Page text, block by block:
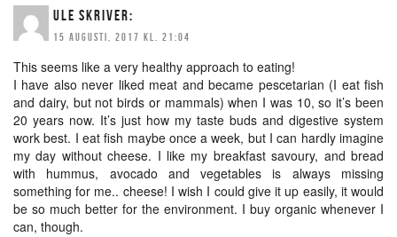
ULE SKRIVER:
15 AUGUSTI, 2017 KL. 21:04
This seems like a very healthy approach to eating!
I have also never liked meat and became pescetarian (I eat fish
and dairy, but not birds or mammals) when I was 10, so it’s been
20 years now. It’s just how my taste buds and digestive system
work best. I eat fish maybe once a week, but I can hardly imagine
my day without cheese. I like my breakfast savoury, and bread
with hummus, avocado and vegetables is always missing
something for me.. cheese! I wish I could give it up easily, it would
be so much better for the environment. I buy organic whenever I
can, though.